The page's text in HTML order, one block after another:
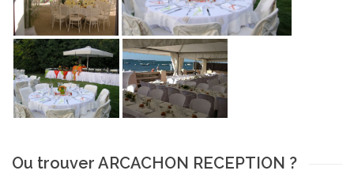
Ou trouver ARCACHON RECEPTION ?